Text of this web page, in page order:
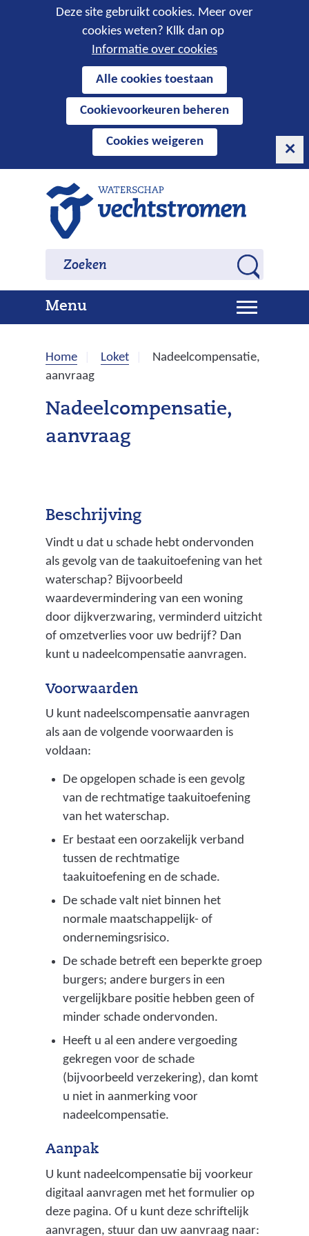
Cookies
toestaan?
Deze site gebruikt cookies. Meer over
cookies weten? Kllk dan op
Informatie over cookies
cookies
deze
website
worden
toegestaan
geweigerd.
Alle cookies toestaan
Cookievoorkeuren beheren
Cookies weigeren
naar
o
e
k
e
n
Zoeken Zoeken
MenuU
i
l
p
e
Home Loket
Nadeelcompensatie,
aanvraag
Nadeelcompensatie,
aanvraag
Beschrijving
Vindt u dat u schade hebt ondervonden
als gevolg van de taakuitoefening van het
waterschap? Bijvoorbeeld
waardevermindering van een woning
door dijkverzwaring, verminderd uitzicht
of omzetverlies voor uw bedrijf? Dan
kunt u nadeelcompensatie aanvragen.
Voorwaarden
U kunt nadeelscompensatie aanvragen
als aan de volgende voorwaarden is
voldaan:
De opgelopen schade is een gevolg
van de rechtmatige taakuitoefening
van het waterschap.
Er bestaat een oorzakelijk verband
tussen de rechtmatige
taakuitoefening en de schade.
De schade valt niet binnen het
normale maatschappelijk- of
ondernemingsrisico.
De schade betreft een beperkte groep
burgers; andere burgers in een
vergelijkbare positie hebben geen of
minder schade ondervonden.
Heeft u al een andere vergoeding
gekregen voor de schade
(bijvoorbeeld verzekering), dan komt
u niet in aanmerking voor
nadeelcompensatie.
Aanpak
U kunt nadeelcompensatie bij voorkeur
digitaal aanvragen met het formulier op
deze pagina. Of u kunt deze schriftelijk
aanvragen, stuur dan uw aanvraag naar: